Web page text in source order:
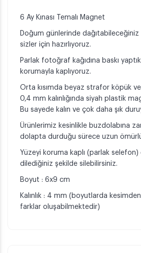
6 Ay Kınası Temalı Magnet
Doğum günlerinde dağıtabileceğiniz
sizler için hazırlıyoruz.
Parlak fotoğraf kağıdına baskı
korumayla kaplıyoruz.
Orta kısımda beyaz strafor köpük
0,4 mm kalınlığında siyah plastik
Bu sayede kalın ve çok daha şık
Ürünlerimiz kesinlikle buzdolabına
dolapta durduğu sürece uzun
Yüzeyi koruma kaplı (parlak selefon)
dilediğiniz şekilde silebilirsiniz.
Boyut : 6x9 cm
Kalınlık : 4 mm (boyutlarda
farklar oluşabilmektedir)